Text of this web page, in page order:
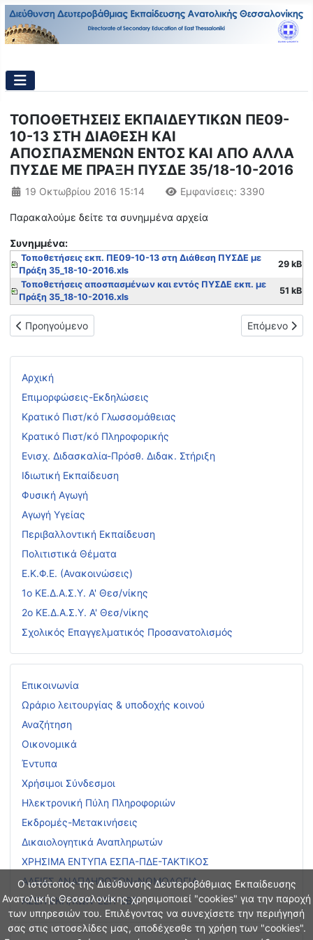
Ο ιστότοπος της Διεύθυνσης Δευτεροβάθμιας Εκπαίδευσης
Ανατολικής Θεσσαλονίκης χρησιμοποιεί "cookies" για την παροχή
των υπηρεσιών του. Επιλέγοντας να συνεχίσετε την περιήγησή
σας στις ιστοσελίδες μας, αποδέχεσθε τη χρήση των "cookies".
Αρχική
Επιμορφώσεις-Εκδηλώσεις
Κρατικό Πιστ/κό Γλωσσομάθειας
Κρατικό Πιστ/κό Πληροφορικής
Ενισχ. Διδασκαλία-Πρόσθ. Διδακ. Στήριξη
Ιδιωτική Εκπαίδευση
Φυσική Αγωγή
Αγωγή Υγείας
Περιβαλλοντική Εκπαίδευση
Πολιτιστικά Θέματα
Ε.Κ.Φ.Ε. (Ανακοινώσεις)
1ο ΚΕ.Δ.Α.Σ.Υ. Α' Θεσ/νίκης
2ο ΚΕ.Δ.Α.Σ.Υ. Α' Θεσ/νίκης
Σχολικός Επαγγελματικός Προσανατολισμός
Επικοινωνία
Ωράριο λειτουργίας & υποδοχής κοινού
Αναζήτηση
Οικονομικά
Έντυπα
Χρήσιμοι Σύνδεσμοι
Ηλεκτρονική Πύλη Πληροφοριών
Εκδρομές-Μετακινήσεις
Δικαιολογητικά Αναπληρωτών
ΧΡΗΣΙΜΑ ΕΝΤΥΠΑ ΕΣΠΑ-ΠΔΕ-ΤΑΚΤΙΚΟΣ
ΑΔΕΙΕΣ ΑΝΑΠΛΗΡΩΤΩΝ-ΝΟΜΟΛΟΓΙΑ
ΑΣΕΠ ΕΚΠ/ΚΩΝ-ΕΕΠ-ΕΒΠ
ΤΟΠΟΘΕΤΗΣΕΙΣ ΕΚΠΑΙΔΕΥΤΙΚΩΝ ΠΕ09-
10-13 ΣΤΗ ΔΙΑΘΕΣΗ ΚΑΙ
ΑΠΟΣΠΑΣΜΕΝΩΝ ΕΝΤΟΣ ΚΑΙ ΑΠΟ ΑΛΛΑ
ΠΥΣΔΕ ΜΕ ΠΡΑΞΗ ΠΥΣΔΕ 35/18-10-2016
Λεπτομέρειες
19 Οκτωβρίου 2016 15:14 Εμφανίσεις: 3390
Παρακαλούμε δείτε τα συνημμένα αρχεία
Συνημμένα:
Τοποθετήσεις εκπ. ΠΕ09-10-13 στη Διάθεση ΠΥΣΔΕ με
Πράξη 35_18-10-2016.xls
29 kB
Τοποθετήσεις αποσπασμένων και εντός ΠΥΣΔΕ εκπ. με
Πράξη 35_18-10-2016.xls
51 kB
Προηγούμενο άρθρο: ΤΟΠΟΘΕΤΗΣΕΙΣ ΕΚΠΑΙΔΕΥΤΙΚΩΝ
Προηγούμενο Επόμενο
Επόμενο